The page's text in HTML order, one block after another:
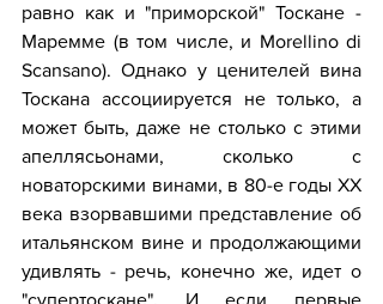
равно как и "приморской" Тоскане -
Маремме (в том числе, и Morellino di
Scansano). Однако у ценителей вина
Тоскана ассоциируется не только, а
может быть, даже не столько с этими
апеллясьонами, сколько с
новаторскими винами, в 80-е годы XX
века взорвавшими представление об
итальянском вине и продолжающими
удивлять - речь, конечно же, идет о
"супертоскане". И если первые